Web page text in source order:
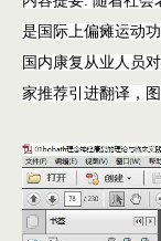
是国际上偏瘫运动
国内康复从业人员
家推荐引进翻译，